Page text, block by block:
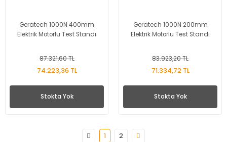
Geratech 1000N 400mm
Elektrik Motorlu Test Standı
87.321,60 TL
74.223,36 TL
Stokta Yok
Geratech 1000N 200mm
Elektrik Motorlu Test Standı
83.923,20 TL
71.334,72 TL
Stokta Yok
1 2